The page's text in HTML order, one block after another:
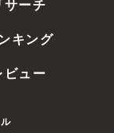
サーチ
キング
ビュー